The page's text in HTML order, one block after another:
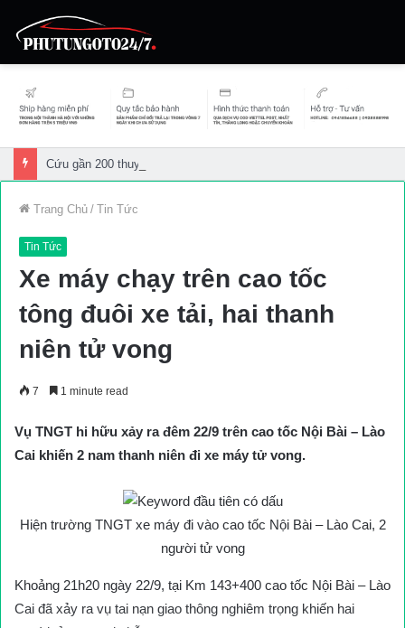
Cứu gần 200 thuyền viên gặp sự cố trên biển
Trang Chủ / Tin Tức
Tin Tức
Xe máy chạy trên cao tốc
tông đuôi xe tải, hai thanh
niên tử vong
7 1 minute read
Vụ TNGT hi hữu xảy ra đêm 22/9 trên cao tốc Nội Bài – Lào
Cai khiến 2 nam thanh niên đi xe máy tử vong.
Hiện trường TNGT xe máy đi vào cao tốc Nội Bài – Lào Cai, 2
người tử vong
Khoảng 21h20 ngày 22/9, tại Km 143+400 cao tốc Nội Bài – Lào
Cai đã xảy ra vụ tai nạn giao thông nghiêm trọng khiến hai